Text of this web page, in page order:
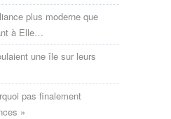
plus moderne que
à Elle…
une île sur leurs
pas finalement
»